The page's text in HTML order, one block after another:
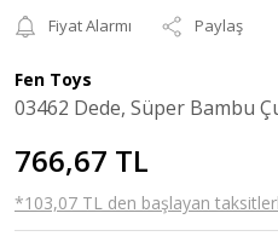
Fiyat Alarmı
Paylaş
Fen Toys
03462 Dede, Süper Bambu
766,67 TL
*103,07 TL den başlayan